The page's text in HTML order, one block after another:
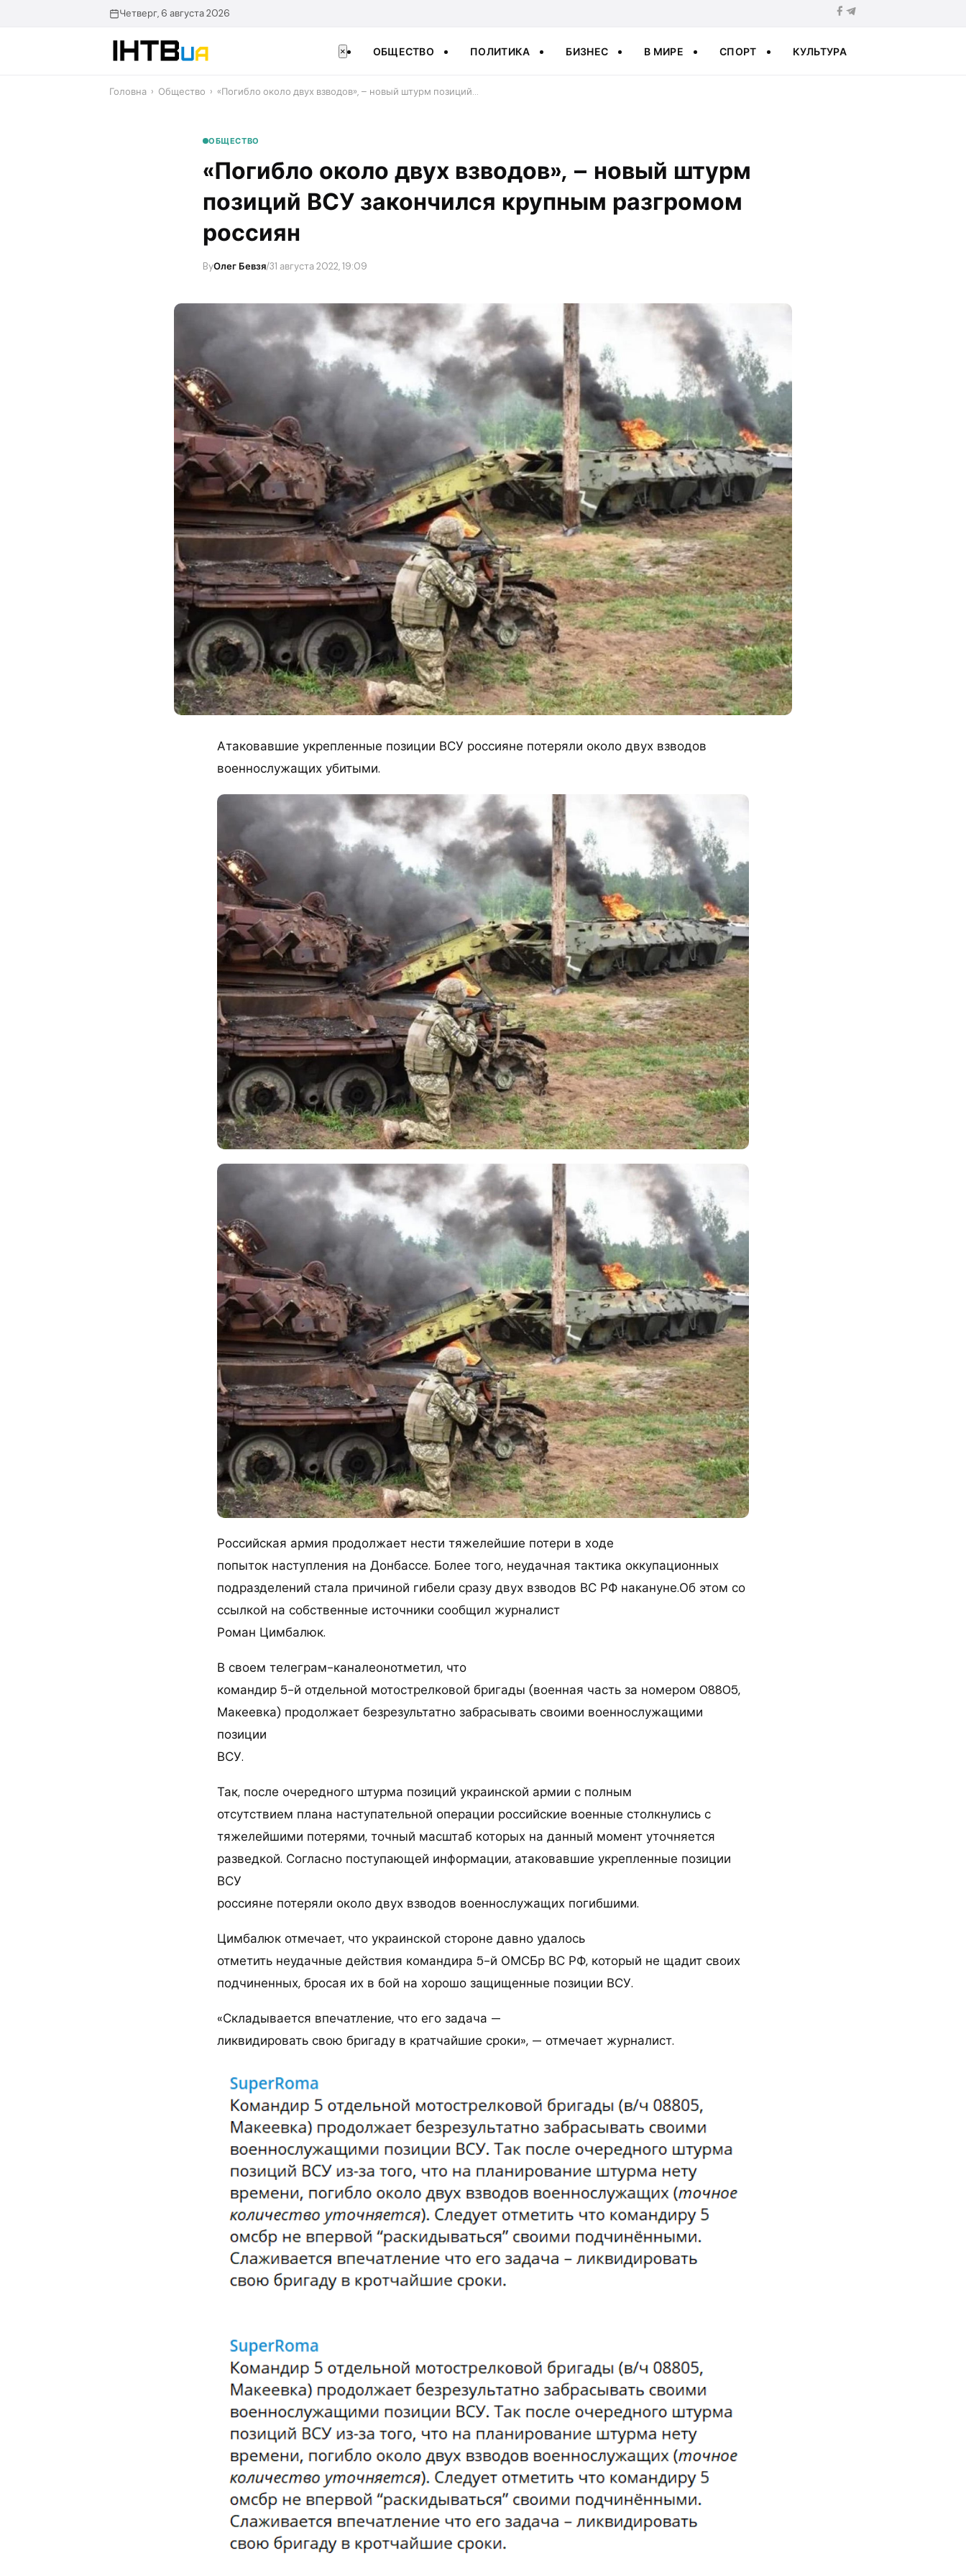
Четверг, 6 августа 2026
× ОБЩЕСТВО ПОЛИТИКА БИЗНЕС В МИРЕ СПОРТ КУЛЬТУРА
Головна › Общество › «Погибло около двух взводов», – новый штурм позиций…
ОБЩЕСТВО
«Погибло около двух взводов», – новый штурм
позиций ВСУ закончился крупным разгромом
россиян
ByОлег Бевзя/31 августа 2022, 19:09
Атаковавшие укрепленные позиции ВСУ россияне потеряли около двух взводов
военнослужащих убитыми.
Российская армия продолжает нести тяжелейшие потери в ходе
попыток наступления на Донбассе. Более того, неудачная тактика оккупационных
подразделений стала причиной гибели сразу двух взводов ВС РФ накануне.Об этом со
ссылкой на собственные источники сообщил журналист
Роман Цимбалюк.
В своем телеграм-каналеонотметил, что
командир 5-й отдельной мотострелковой бригады (военная часть за номером 08805,
Макеевка) продолжает безрезультатно забрасывать своими военнослужащими
позиции
ВСУ.
Так, после очередного штурма позиций украинской армии с полным
отсутствием плана наступательной операции российские военные столкнулись с
тяжелейшими потерями, точный масштаб которых на данный момент уточняется
разведкой. Согласно поступающей информации, атаковавшие укрепленные позиции
ВСУ
россияне потеряли около двух взводов военнослужащих погибшими.
Цимбалюк отмечает, что украинской стороне давно удалось
отметить неудачные действия командира 5-й ОМСБр ВС РФ, который не щадит своих
подчиненных, бросая их в бой на хорошо защищенные позиции ВСУ.
«Складывается впечатление, что его задача —
ликвидировать свою бригаду в кратчайшие сроки», — отмечает журналист.